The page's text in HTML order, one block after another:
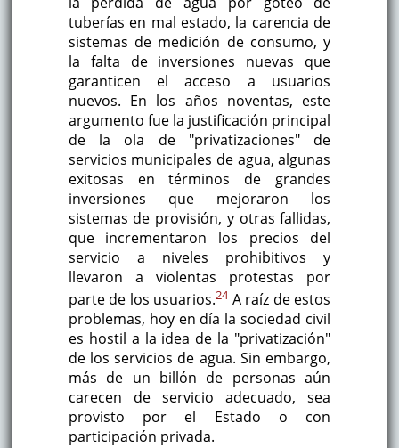
tuberías en mal estado, la carencia de
sistemas de medición de consumo, y
la falta de inversiones nuevas que
garanticen el acceso a usuarios
nuevos. En los años noventas, este
argumento fue la justificación principal
de la ola de "privatizaciones" de
servicios municipales de agua, algunas
exitosas en términos de grandes
inversiones que mejoraron los
sistemas de provisión, y otras fallidas,
que incrementaron los precios del
servicio a niveles prohibitivos y
llevaron a violentas protestas por
parte de los usuarios.24A raíz de estos
problemas, hoy en día la sociedad civil
es hostil a la idea de la "privatización"
de los servicios de agua. Sin embargo,
más de un billón de personas aún
carecen de servicio adecuado, sea
provisto por el Estado o con
participación privada.